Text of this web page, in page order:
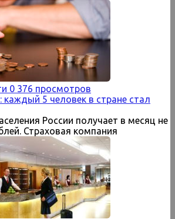
0 376 просмотров
каждый 5 человек в стране стал
России получает в месяц не
Страховая компания